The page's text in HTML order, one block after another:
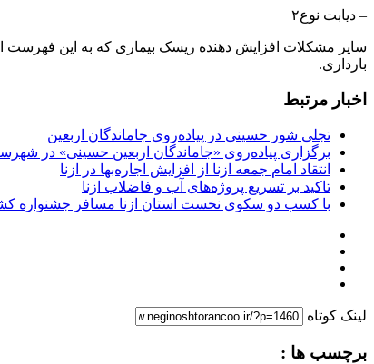
– دیابت نوع۲
سایر مشکلات افزایش دهنده ریسک بیماری که به این فهرست
بارداری.
اخبار مرتبط
تجلی شور حسینی در پیاده‌روی جاماندگان اربعین
برگزاری پیاده‌روی «جاماندگان اربعین حسینی» در
انتقاد امام جمعه ازنا از افزایش اجاره‌بها در ازنا
تاکید بر تسریع پروژه‌های آب و فاضلاب ازنا
با کسب دو سکوی نخست استان ازنا مسافر جشنواره
لینک کوتاه
برچسب ها :